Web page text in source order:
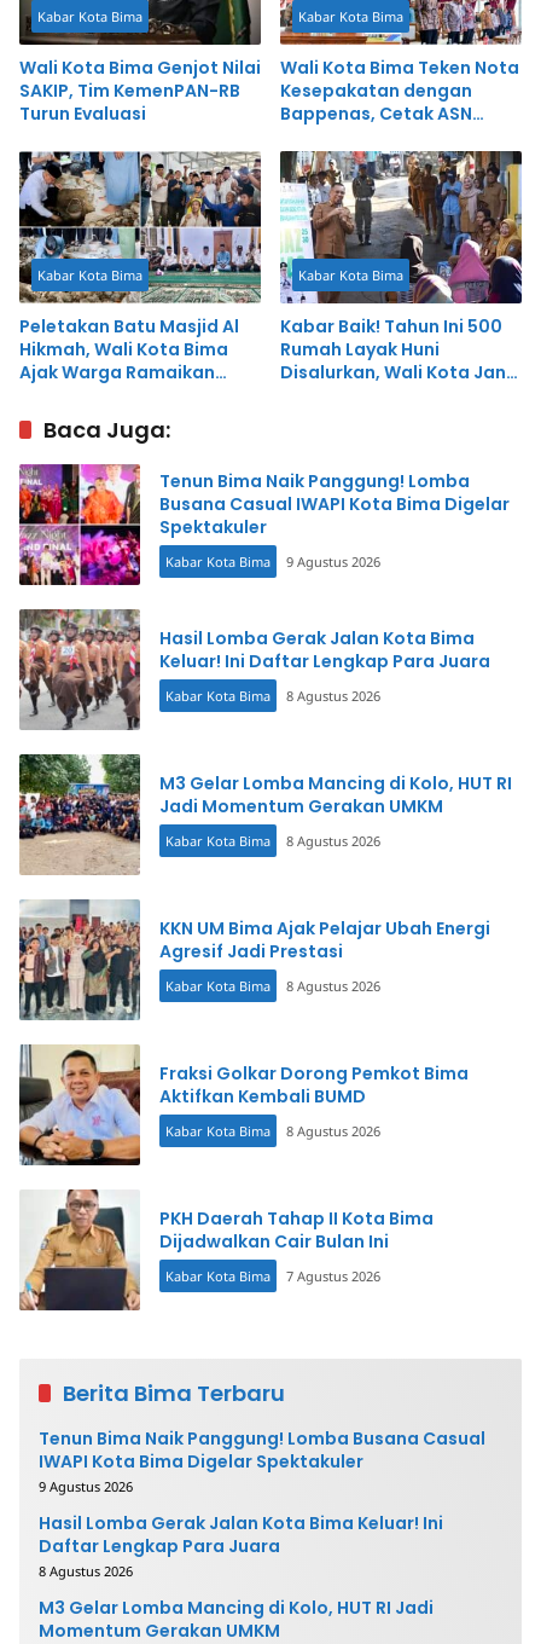
Kabar Kota Bima
Wali Kota Bima Genjot Nilai
SAKIP, Tim KemenPAN-RB
Turun Evaluasi
Kabar Kota Bima
Wali Kota Bima Teken Nota
Kesepakatan dengan
Bappenas, Cetak ASN
untuk Percepat
Pembangunan
Kabar Kota Bima
Peletakan Batu Masjid Al
Hikmah, Wali Kota Bima
Ajak Warga Ramaikan
Kabar Kota Bima
Kabar Baik! Tahun Ini 500
Rumah Layak Huni
Disalurkan, Wali Kota Janji
Baca Juga:
Tenun Bima Naik Panggung! Lomba
Busana Casual IWAPI Kota Bima Digelar
Spektakuler
Kabar Kota Bima 9 Agustus 2026
Hasil Lomba Gerak Jalan Kota Bima
Keluar! Ini Daftar Lengkap Para Juara
Kabar Kota Bima 8 Agustus 2026
M3 Gelar Lomba Mancing di Kolo, HUT RI
Jadi Momentum Gerakan UMKM
Kabar Kota Bima 8 Agustus 2026
KKN UM Bima Ajak Pelajar Ubah Energi
Agresif Jadi Prestasi
Kabar Kota Bima 8 Agustus 2026
Fraksi Golkar Dorong Pemkot Bima
Aktifkan Kembali BUMD
Kabar Kota Bima 8 Agustus 2026
PKH Daerah Tahap II Kota Bima
Dijadwalkan Cair Bulan Ini
Kabar Kota Bima 7 Agustus 2026
Berita Bima Terbaru
Tenun Bima Naik Panggung! Lomba Busana Casual
IWAPI Kota Bima Digelar Spektakuler
9 Agustus 2026
Hasil Lomba Gerak Jalan Kota Bima Keluar! Ini
Daftar Lengkap Para Juara
8 Agustus 2026
M3 Gelar Lomba Mancing di Kolo, HUT RI Jadi
Momentum Gerakan UMKM